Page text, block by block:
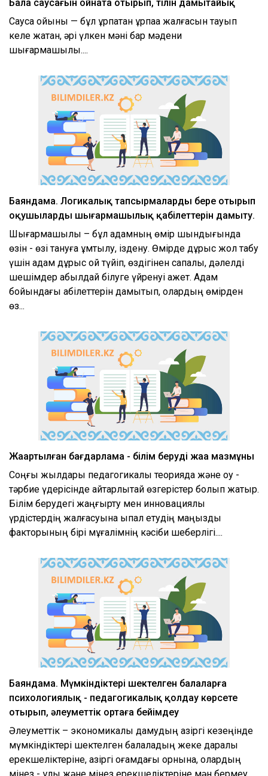
Бала саусағын ойната отырып, тілін дамытайық
Саусақ ойыны — бұл ұрпақтан ұрпаққа жалғасын тауып
келе жатқан, әрі үлкен мәні бар мәдени
шығармашылық....
Баяндама. Логикалық тапсырмаларды бере отырып
оқушылардың шығармашылық қабілеттерін дамыту.
Шығармашылық – бұл адамның өмір шындығында
өзін - өзі тануға ұмтылу, іздену. Өмірде дұрыс жол табу
үшін адам дұрыс ой түйіп, өздігінен сапалы, дәлелді
шешімдер қабылдай білуге үйренуі қажет. Адам
бойындағы қабілеттерін дамытып, олардың өмірден
өз...
Жаңартылған бағдарлама - білім берудің жаңа мазмұны
Соңғы жылдары педагогикалық теорияда және оқу -
тәрбие үдерісінде айтарлықтай өзгерістер болып жатыр.
Білім берудегі жаңғырту мен инновациялық
үрдістердің жалғасуына ықпал етудің маңызды
факторының бірі мұғалімнің кәсіби шеберлігі....
Баяндама. Мүмкіндіктері шектелген балаларға
психологиялық - педагогикалық қолдау көрсете
отырып, әлеуметтік ортаға бейімдеу
Әлеуметтік – экономикалық дамудың қазіргі кезеңінде
мүмкіндіктері шектелген балаладың жеке даралық
ерекшеліктеріне, қазіргі қоғамдағы орнына, олардың
мінез - құлық және мінез ерекшеліктеріне мән бермеу